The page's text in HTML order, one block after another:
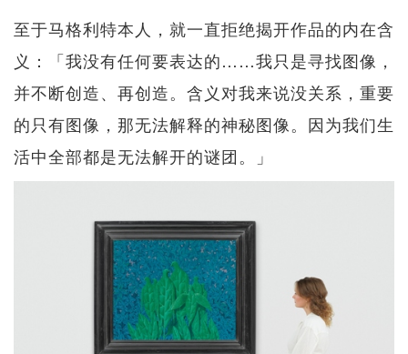
至于马格利特本人，就一直拒绝揭开作品的内在含
义：「我没有任何要表达的……我只是寻找图像，
并不断创造、再创造。含义对我来说没关系，重要
的只有图像，那无法解释的神秘图像。因为我们生
活中全部都是无法解开的谜团。」